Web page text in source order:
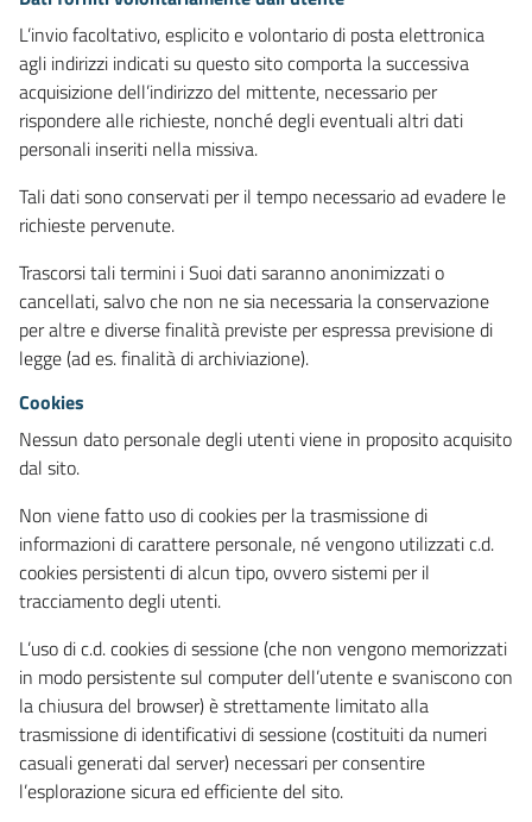
L’invio facoltativo, esplicito e volontario di posta elettronica
agli indirizzi indicati su questo sito comporta la successiva
acquisizione dell’indirizzo del mittente, necessario per
rispondere alle richieste, nonché degli eventuali altri dati
personali inseriti nella missiva.
Tali dati sono conservati per il tempo necessario ad evadere le
richieste pervenute.
Trascorsi tali termini i Suoi dati saranno anonimizzati o
cancellati, salvo che non ne sia necessaria la conservazione
per altre e diverse finalità previste per espressa previsione di
legge (ad es. finalità di archiviazione).
Cookies
Nessun dato personale degli utenti viene in proposito acquisito
dal sito.
Non viene fatto uso di cookies per la trasmissione di
informazioni di carattere personale, né vengono utilizzati c.d.
cookies persistenti di alcun tipo, ovvero sistemi per il
tracciamento degli utenti.
L’uso di c.d. cookies di sessione (che non vengono memorizzati
in modo persistente sul computer dell’utente e svaniscono con
la chiusura del browser) è strettamente limitato alla
trasmissione di identificativi di sessione (costituiti da numeri
casuali generati dal server) necessari per consentire
l’esplorazione sicura ed efficiente del sito.